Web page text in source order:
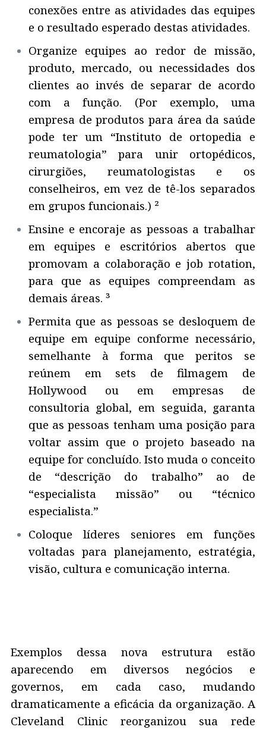
conexões entre as atividades das equipes
e o resultado esperado destas atividades.
Organize equipes ao redor de missão,
produto, mercado, ou necessidades dos
clientes ao invés de separar de acordo
com a função. (Por exemplo, uma
empresa de produtos para área da saúde
pode ter um “Instituto de ortopedia e
reumatologia” para unir ortopédicos,
cirurgiões, reumatologistas e os
conselheiros, em vez de tê-los separados
em grupos funcionais.) ²
Ensine e encoraje as pessoas a trabalhar
em equipes e escritórios abertos que
promovam a colaboração e job rotation,
para que as equipes compreendam as
demais áreas. ³
Permita que as pessoas se desloquem de
equipe em equipe conforme necessário,
semelhante à forma que peritos se
reúnem em sets de filmagem de
Hollywood ou em empresas de
consultoria global, em seguida, garanta
que as pessoas tenham uma posição para
voltar assim que o projeto baseado na
equipe for concluído. Isto muda o conceito
de “descrição do trabalho” ao de
“especialista missão” ou “técnico
especialista.”
Coloque líderes seniores em funções
voltadas para planejamento, estratégia,
visão, cultura e comunicação interna.
Exemplos dessa nova estrutura estão
aparecendo em diversos negócios e
governos, em cada caso, mudando
dramaticamente a eficácia da organização. A
Cleveland Clinic reorganizou sua rede